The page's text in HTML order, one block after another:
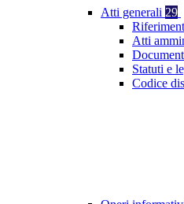
Atti generali 29
Atti
Statuti e
Codice